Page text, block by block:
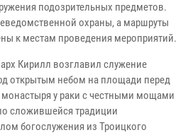
подозрительных предметов.
охраны, а маршруты
к местам проведения мероприятий.
Кирилл возглавил служение
открытым небом на площади перед
у раки с честными мощами
сложившейся традиции
богослужения из Троицкого